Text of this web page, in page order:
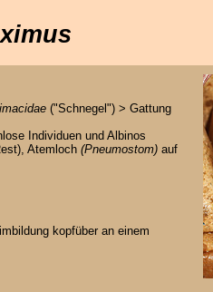
("Schnegel") > Gattung
Individuen und Albinos
Atemloch (Pneumostom) auf
kopfüber an einem